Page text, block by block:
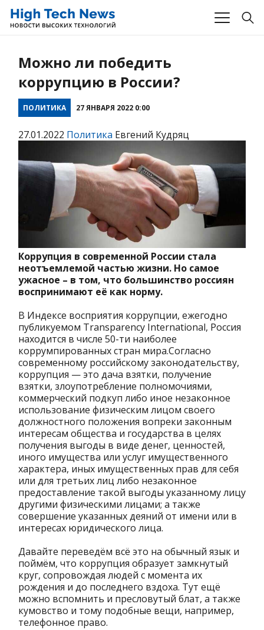
Можно ли победить
коррупцию в России?
ПОЛИТИКА 27 ЯНВАРЯ 2022 0:00
27.01.2022 Политика Евгений Кудряц
Коррупция в современной России стала
неотъемлемой частью жизни. Но самое
ужасное – в том, что большинство россиян
воспринимают её как норму.
В Индексе восприятия коррупции, ежегодно
публикуемом Transparency International, Россия
находится в числе 50-ти наиболее
коррумпированных стран мира.Согласно
современному российскому законодательству,
коррупция — это дача взятки, получение
взятки, злоупотребление полномочиями,
коммерческий подкуп либо иное незаконное
использование физическим лицом своего
должностного положения вопреки законным
интересам общества и государства в целях
получения выгоды в виде денег, ценностей,
иного имущества или услуг имущественного
характера, иных имущественных прав для себя
или для третьих лиц либо незаконное
предоставление такой выгоды указанному лицу
другими физическими лицами; а также
совершение указанных деяний от имени или в
интересах юридического лица.
Давайте переведём всё это на обычный язык и
поймём, что коррупция образует замкнутый
круг, сопровождая людей с момента их
рождения и до последнего вздоха. Тут ещё
можно вспомнить и пресловутый блат, а также
кумовство и тому подобные вещи, например,
телефонное право.